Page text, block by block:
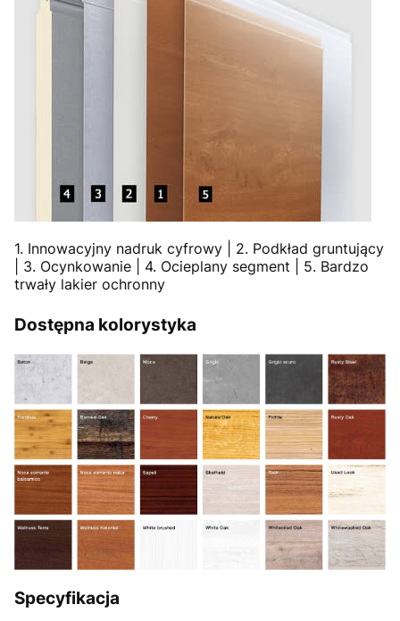
1. Innowacyjny nadruk cyfrowy | 2. Podkład gruntujący
| 3. Ocynkowanie | 4. Ocieplany segment | 5. Bardzo
trwały lakier ochronny
Dostępna kolorystyka
Specyfikacja